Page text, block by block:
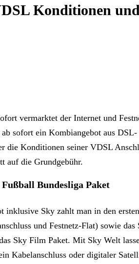
Konditionen
vermarktet der Internet und
sofort ein Kombiangebot aus
die Konditionen seiner VDSL
auf die Grundgebühr.
Bundesliga Paket
inklusive Sky zahlt man in den
und Festnetz-Flat) sowie
Sky Film Paket. Mit Sky Welt
Kabelanschluss oder digitaler